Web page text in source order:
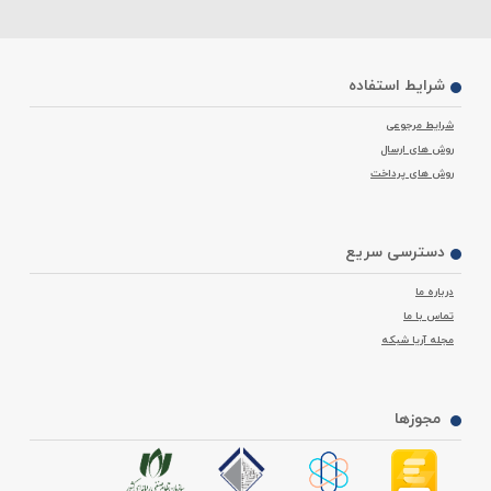
شرایط استفاده
شرایط مرجوعی
روش های ارسال
روش های پرداخت
دسترسی سریع
درباره ما
تماس با ما
مجله آریا شبکه
مجوزها